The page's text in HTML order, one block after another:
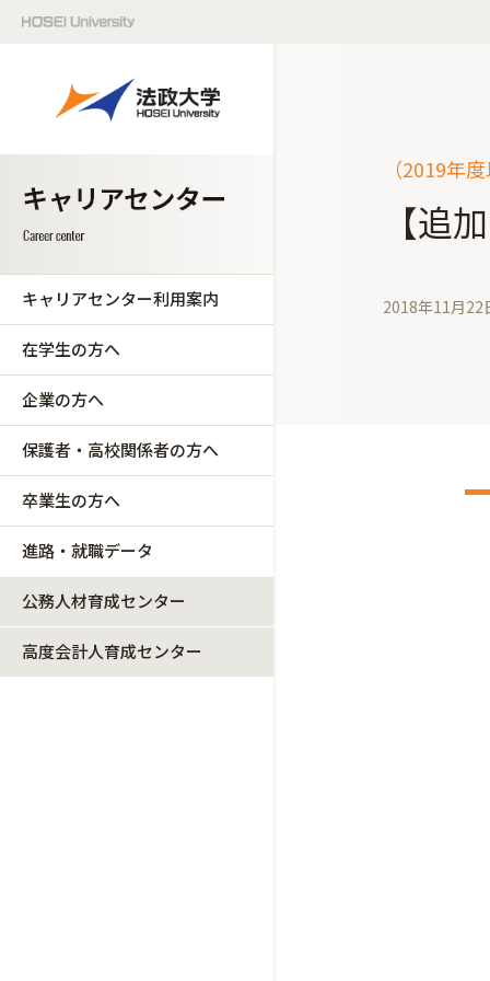
キャリアセンター利用案内
在学生の方へ
企業の方へ
保護者・高校関係者の方へ
卒業生の方へ
進路・就職データ
公務人材育成センター
高度会計人育成センター
（2019年
【追
2018年11月22